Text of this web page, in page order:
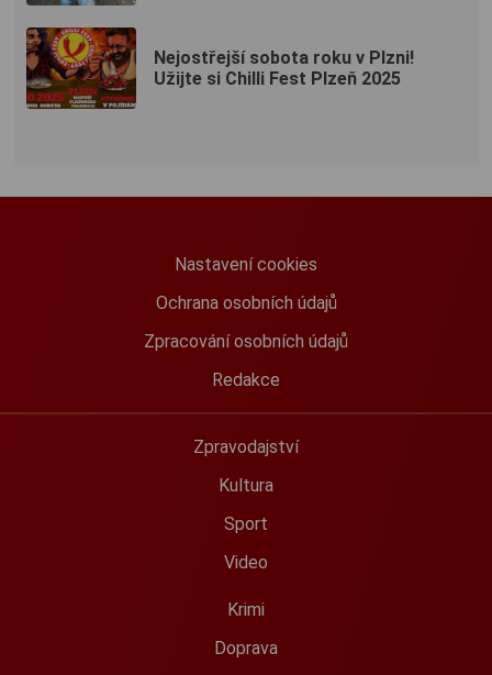
Nejostřejší sobota roku v Plzni!
Užijte si Chilli Fest Plzeň 2025
Nastavení cookies
Ochrana osobních údajů
Zpracování osobních údajů
Redakce
Zpravodajství
Kultura
Sport
Video
Krimi
Doprava